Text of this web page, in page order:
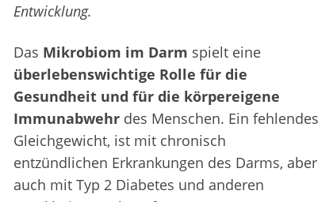
Entwicklung.
Das Mikrobiom im Darm spielt eine
überlebenswichtige Rolle für die
Gesundheit und für die körpereigene
Immunabwehr des Menschen. Ein fehlendes
Gleichgewicht, ist mit chronisch
entzündlichen Erkrankungen des Darms, aber
auch mit Typ 2 Diabetes und anderen